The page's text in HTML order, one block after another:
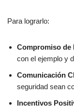
Para lograrlo:
Compromiso de
con el ejemplo y
Comunicación
seguridad sean
Incentivos